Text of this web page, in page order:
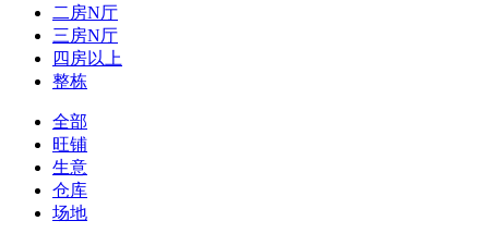
二房N厅
三房N厅
四房以上
整栋
全部
旺铺
生意
仓库
场地